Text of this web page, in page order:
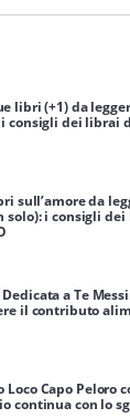
libri (+1) da
i consigli dei librai
sull’amore da
solo): i consigli
a Te
il contributo
Loco Capo Peloro
continua con lo